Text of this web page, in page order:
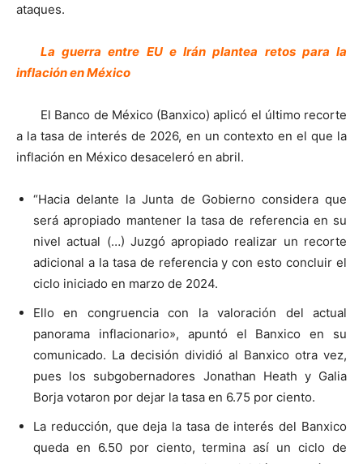
ataques.
La guerra entre EU e Irán plantea retos para la
inflación en México
El Banco de México (Banxico) aplicó el último recorte
a la tasa de interés de 2026, en un contexto en el que la
inflación en México desaceleró en abril.
“Hacia delante la Junta de Gobierno considera que
será apropiado mantener la tasa de referencia en su
nivel actual (…) Juzgó apropiado realizar un recorte
adicional a la tasa de referencia y con esto concluir el
ciclo iniciado en marzo de 2024.
Ello en congruencia con la valoración del actual
panorama inflacionario», apuntó el Banxico en su
comunicado. La decisión dividió al Banxico otra vez,
pues los subgobernadores Jonathan Heath y Galia
Borja votaron por dejar la tasa en 6.75 por ciento.
La reducción, que deja la tasa de interés del Banxico
queda en 6.50 por ciento, termina así un ciclo de